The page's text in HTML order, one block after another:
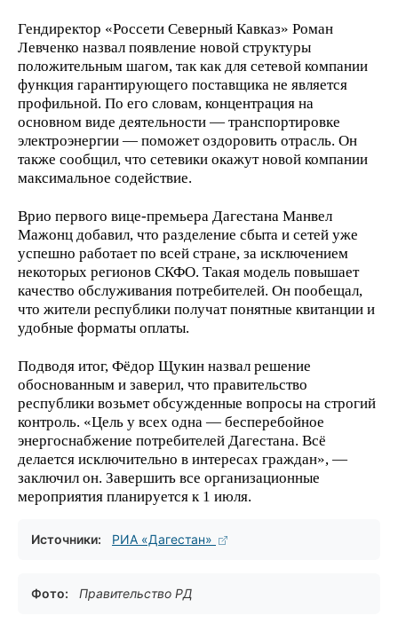
Гендиректор «Россети Северный Кавказ» Роман
Левченко назвал появление новой структуры
положительным шагом, так как для сетевой компании
функция гарантирующего поставщика не является
профильной. По его словам, концентрация на
основном виде деятельности — транспортировке
электроэнергии — поможет оздоровить отрасль. Он
также сообщил, что сетевики окажут новой компании
максимальное содействие.
Врио первого вице-премьера Дагестана Манвел
Мажонц добавил, что разделение сбыта и сетей уже
успешно работает по всей стране, за исключением
некоторых регионов СКФО. Такая модель повышает
качество обслуживания потребителей. Он пообещал,
что жители республики получат понятные квитанции и
удобные форматы оплаты.
Подводя итог, Фёдор Щукин назвал решение
обоснованным и заверил, что правительство
республики возьмет обсужденные вопросы на строгий
контроль. «Цель у всех одна — бесперебойное
энергоснабжение потребителей Дагестана. Всё
делается исключительно в интересах граждан», —
заключил он. Завершить все организационные
мероприятия планируется к 1 июля.
Источники: РИА «Дагестан»
Фото: Правительство РД